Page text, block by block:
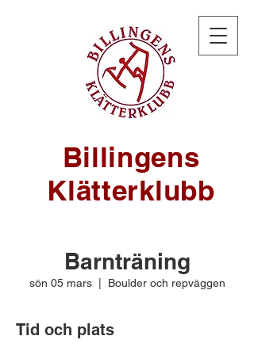
Billingens
Klätterklubb
Barnträning
sön 05 mars
  |
Boulder och repväggen
Tid och plats